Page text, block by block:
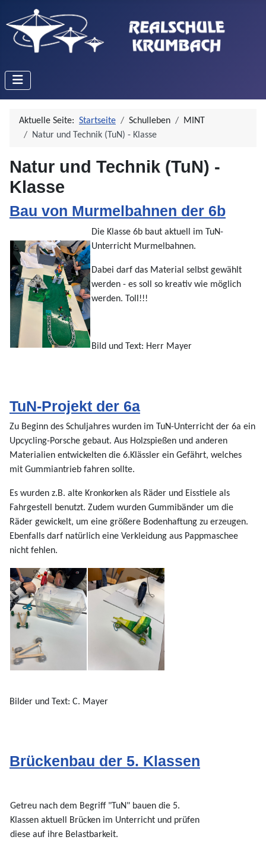
Aktuelle Seite: Startseite Schulleben
MINT
Natur und Technik (TuN) - Klasse
Natur und Technik (TuN) -
Klasse
Bau von Murmelbahnen der 6b
Die Klasse 6b baut aktuell im TuN-
Unterricht Murmelbahnen.
Dabei darf das Material selbst gewählt
werden - es soll so kreativ wie möglich
werden. Toll!!!
Bild und Text: Herr Mayer
TuN-Projekt der 6a
Zu Beginn des Schuljahres wurden im TuN-Unterricht der 6a ein
Upcycling-Porsche gebaut. Aus Holzspießen und anderen
Materialien entwickelten die 6.Klässler ein Gefährt, welches
mit Gummiantrieb fahren sollte.
Es wurden z.B. alte Kronkorken als Räder und Eisstiele als
Fahrgestell benutzt. Zudem wurden Gummibänder um die
Räder gewickelt, um eine größere Bodenhaftung zu erzeugen.
Ebenfalls darf natürlich eine Verkleidung aus Pappmaschee
nicht fehlen.
Bilder und Text: C. Mayer
Brückenbau der 5. Klassen
Getreu nach dem Begriff "TuN" bauen die 5.
Klassen aktuell Brücken im Unterricht und prüfen
diese auf ihre Belastbarkeit.